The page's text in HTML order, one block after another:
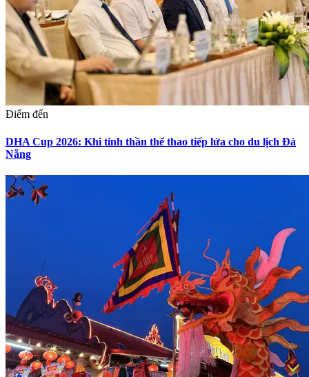
Điểm đến
DHA Cup 2026: Khi tinh thần thể thao tiếp lửa cho du lịch Đà
Nẵng